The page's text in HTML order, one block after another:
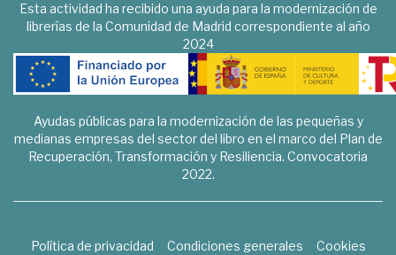
Esta actividad ha recibido una ayuda para la modernización de
librerías de la Comunidad de Madrid correspondiente al año
2024
Ayudas públicas para la modernización de las pequeñas y
medianas empresas del sector del libro en el marco del Plan de
Recuperación, Transformación y Resiliencia. Convocatoria
2022.
Política de privacidad Condiciones generales
Cookies